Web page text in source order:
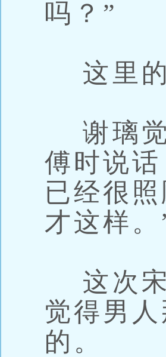
吗？”
这里的
谢璃觉
傅时说
已经很
才这样。
这次宋
觉得男
的。